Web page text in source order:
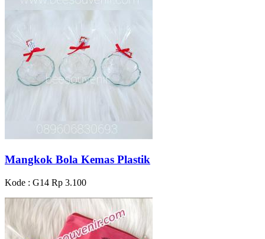
Mangkok Bola Kemas Plastik
Kode : G14 Rp 3.100